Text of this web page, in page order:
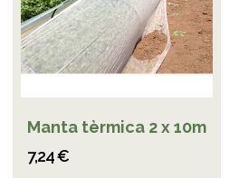
Manta tèrmica 2 x 10m
7,24 €